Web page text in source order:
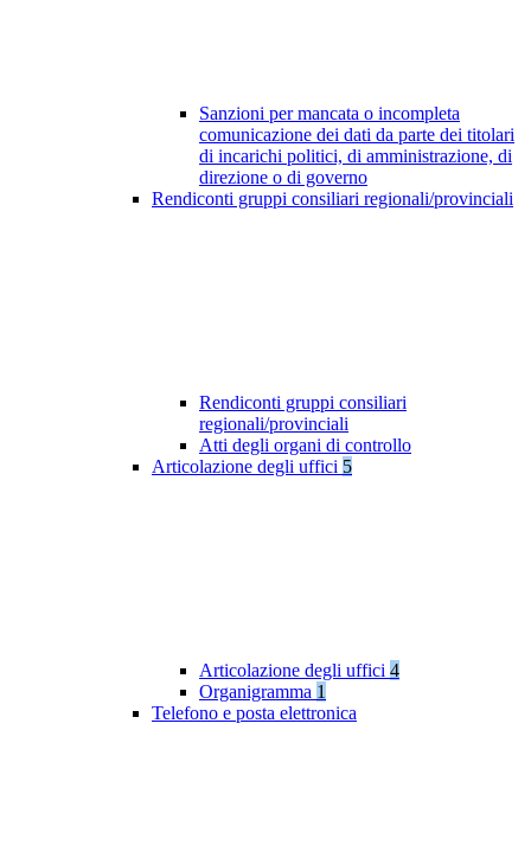
Sanzioni per mancata o incompleta
comunicazione dei dati da parte dei titolari
di incarichi politici, di amministrazione, di
direzione o di governo
Rendiconti gruppi consiliari regionali/provinciali
Rendiconti gruppi consiliari
regionali/provinciali
Atti degli organi di controllo
Articolazione degli uffici 5
Articolazione degli uffici 4
Organigramma 1
Telefono e posta elettronica